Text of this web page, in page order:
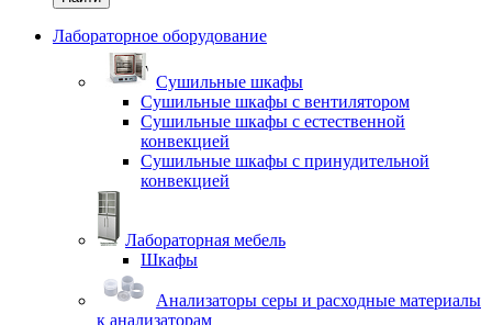
Лабораторное оборудование
Cушильные шкафы
Сушильные шкафы с вентилятором
Сушильные шкафы с естественной
конвекцией
Сушильные шкафы с принудительной
конвекцией
Лабораторная мебель
Шкафы
Анализаторы серы и расходные материалы
к анализаторам